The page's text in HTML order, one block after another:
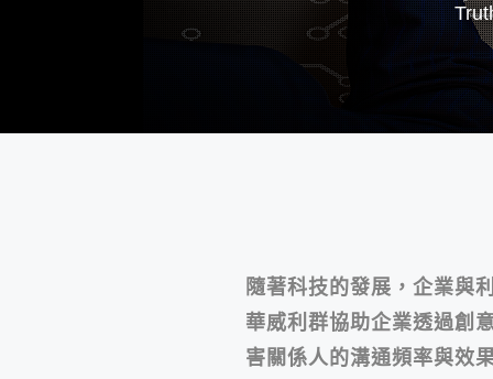
隨著科技的發展，企業與
華威利群協助企業透過創
害關係人的溝通頻率與效